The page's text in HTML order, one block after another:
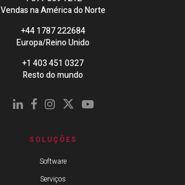
Vendas na América do Norte
+44 1787 222684
Europa/Reino Unido
+1 403 451 0327
Resto do mundo
SOLUÇÕES
Software
Serviços